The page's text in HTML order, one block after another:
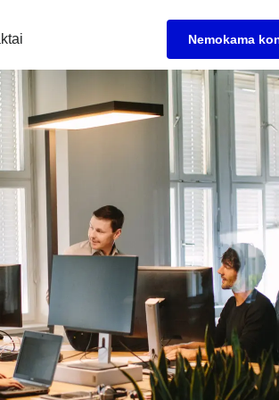
Nemokama